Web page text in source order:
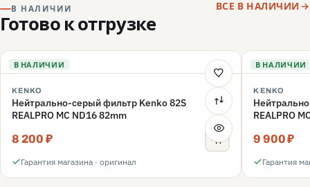
В НАЛИЧИИ
Готово к отгрузке
ВСЕ В НАЛИЧИИ
В НАЛИЧИИ
KENKO
Нейтрально-серый фильтр Kenko 82S
REALPRO MC ND16 82mm
8 200 ₽
Гарантия магазина · оригинал
В НАЛИЧИИ
KENKO
REALPRO
9 900 ₽
Гарантия